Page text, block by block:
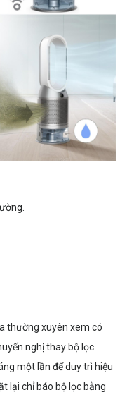
thường xuyên xem có
nghị thay bộ lọc
một lần để duy trì hiệu
lại chỉ báo bộ lọc bằng